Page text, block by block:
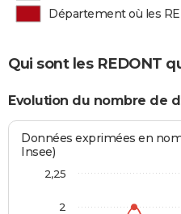
Département où les
Qui sont les REDONT
Evolution du nombre de
Données exprimées en
Insee)
2
2,25